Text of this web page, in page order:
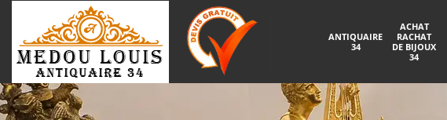
ANTIQUAIRE
34
ACHAT
RACHAT
DE BIJOUX
34